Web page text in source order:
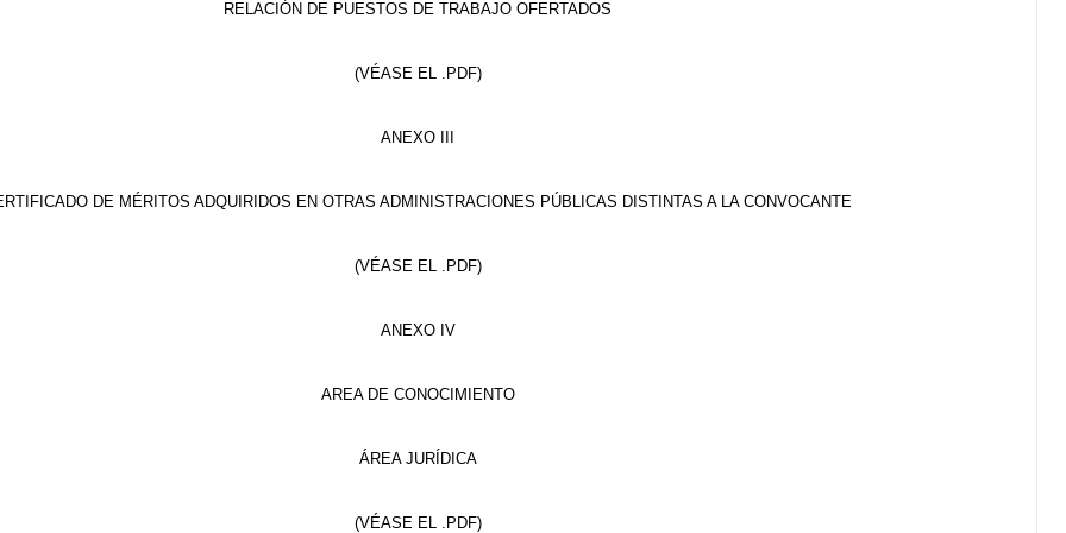
RELACIÓN DE PUESTOS DE TRABAJO OFERTADOS
(VÉASE EL .PDF)
ANEXO III
DE MÉRITOS ADQUIRIDOS EN OTRAS ADMINISTRACIONES PÚBLICAS DISTINTAS A LA CONVOCANTE
(VÉASE EL .PDF)
ANEXO IV
AREA DE CONOCIMIENTO
ÁREA JURÍDICA
(VÉASE EL .PDF)